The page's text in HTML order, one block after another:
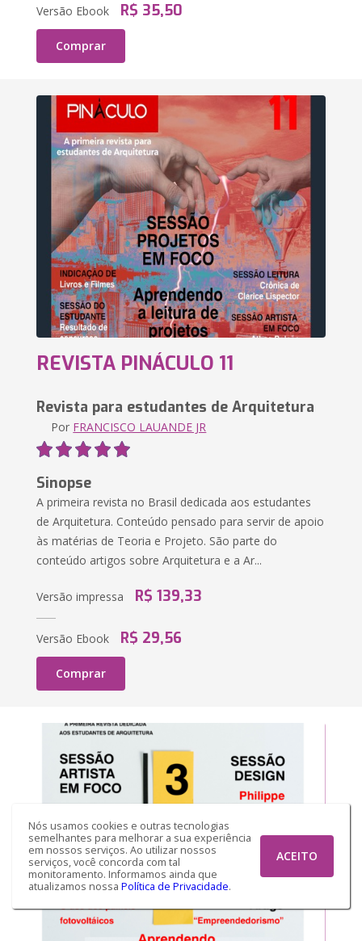
Nós usamos cookies e outras tecnologias
semelhantes para melhorar a sua experiência
em nossos serviços. Ao utilizar nossos
serviços, você concorda com tal
monitoramento. Informamos ainda que
atualizamos nossa Política de Privacidade.
ACEITO
Versão Ebook R$ 35,50
Comprar
REVISTA PINÁCULO 11
Revista para estudantes de Arquitetura
Por FRANCISCO LAUANDE JR
Sinopse
A primeira revista no Brasil dedicada aos estudantes
de Arquitetura. Conteúdo pensado para servir de apoio
às matérias de Teoria e Projeto. São parte do
conteúdo artigos sobre Arquitetura e a Ar...
Versão impressa R$ 139,33
Versão Ebook R$ 29,56
Comprar